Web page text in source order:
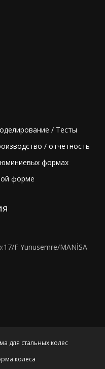
/ Тесты
/ отчетность
формах
форме
F Yunusemre/MANİSA
для стальных колес
колеса